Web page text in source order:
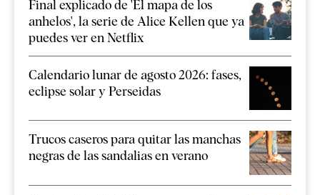
Final explicado de 'El mapa de los
anhelos', la serie de Alice Kellen que ya
puedes ver en Netflix
Calendario lunar de agosto 2026: fases,
eclipse solar y Perseidas
Trucos caseros para quitar las manchas
negras de las sandalias en verano